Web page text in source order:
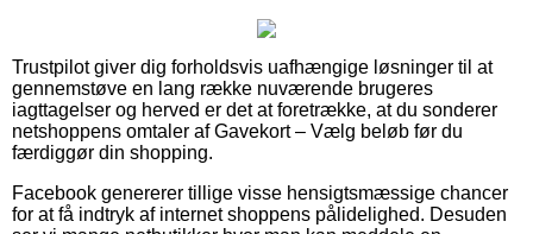
Trustpilot giver dig forholdsvis uafhængige løsninger til at
gennemstøve en lang række nuværende brugeres
iagttagelser og herved er det at foretrække, at du sonderer
netshoppens omtaler af Gavekort – Vælg beløb før du
færdiggør din shopping.
Facebook genererer tillige visse hensigtsmæssige chancer
for at få indtryk af internet shoppens pålidelighed. Desuden